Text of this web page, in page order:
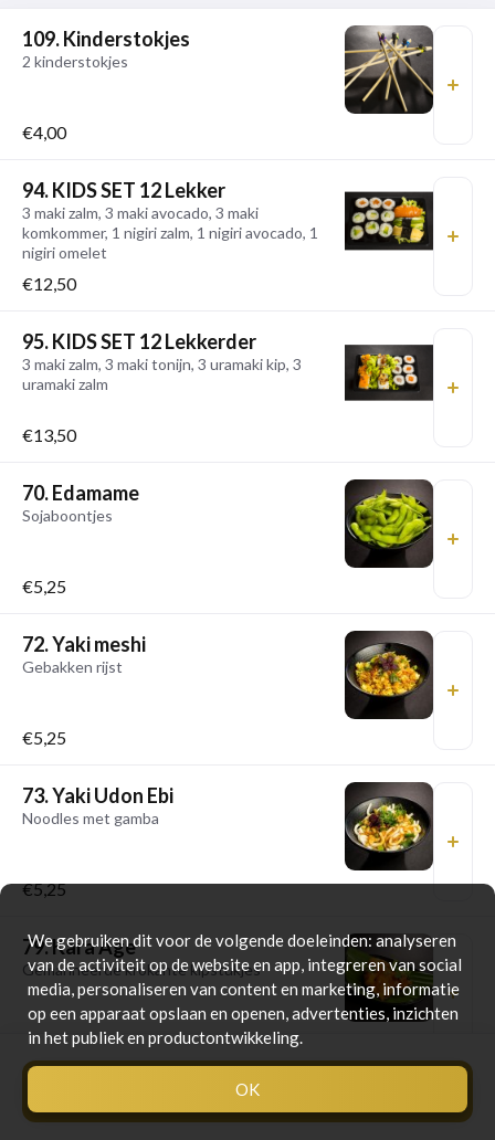
109. Kinderstokjes
2 kinderstokjes
€4,00
94. KIDS SET 12 Lekker
3 maki zalm, 3 maki avocado, 3 maki
komkommer, 1 nigiri zalm, 1 nigiri avocado, 1
nigiri omelet
€12,50
95. KIDS SET 12 Lekkerder
3 maki zalm, 3 maki tonijn, 3 uramaki kip, 3
uramaki zalm
€13,50
70. Edamame
Sojaboontjes
€5,25
72. Yaki meshi
Gebakken rijst
€5,25
73. Yaki Udon Ebi
Noodles met gamba
€5,25
79. Kara Age
Gemarineerde krokante kipstukjes
€5,75
Gebakken kipspiesjes met yakitori saus
We gebruiken dit voor de volgende doeleinden: analyseren
van de activiteit op de website en app, integreren van social
media, personaliseren van content en marketing, informatie
op een apparaat opslaan en openen, advertenties, inzichten
in het publiek en productontwikkeling.
OK